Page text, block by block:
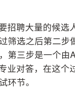
招聘大量的候选
筛选之后第二
第三步是一个
业对答，在这
环节。